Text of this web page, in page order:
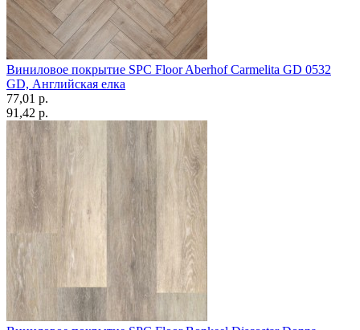
Виниловое покрытие SPC Floor Aberhof Carmelita GD 0532
GD, Английская елка
77,01 p.
91,42 p.